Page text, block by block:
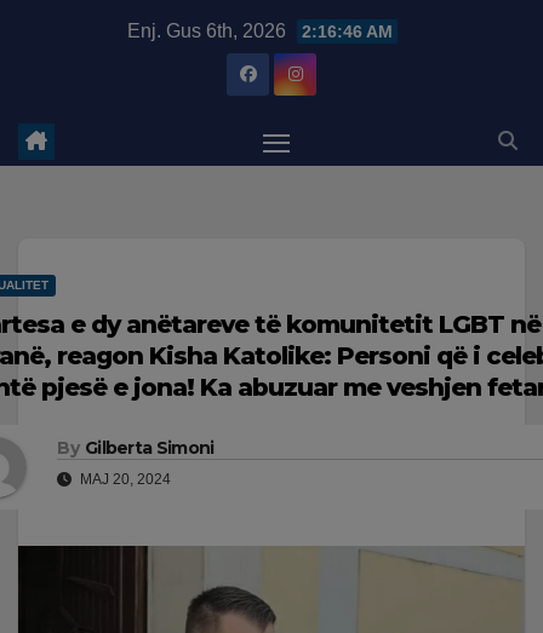
Enj. Gus 6th, 2026 2:16:47 AM
e dy anëtareve të komunitetit LGBT
reagon Kisha Katolike: Personi që i
pjesë e jona! Ka abuzuar me veshjen
By Gilberta Simoni
MAJ 20, 2024